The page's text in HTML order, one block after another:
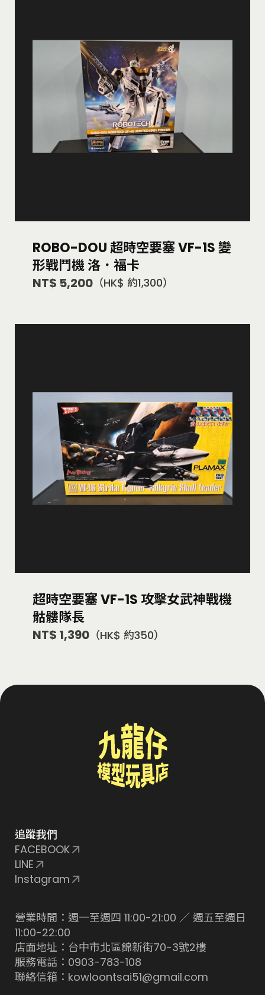
ROBO-DOU 超時空要塞 VF-1S 變
形戰鬥機 洛．福卡
NT$ 5,200 （HK$ 約1,300）
超時空要塞 VF-1S 攻擊女武神戰機
骷髏隊長
NT$ 1,390 （HK$ 約350）
追蹤我們
FACEBOOK
LINE
Instagram
營業時間：週一至週四 11:00-21:00 ／ 週五至週日
11:00-22:00
店面地址：台中市北區錦新街70-3號2樓
服務電話：0903-783-108
聯絡信箱：kowloontsai51@gmail.com